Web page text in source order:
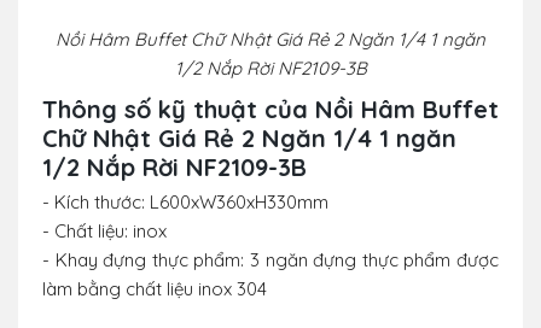
Nồi Hâm Buffet Chữ Nhật Giá Rẻ 2 Ngăn 1/4 1 ngăn
1/2 Nắp Rời NF2109-3B
Thông số kỹ thuật của Nồi Hâm Buffet
Chữ Nhật Giá Rẻ 2 Ngăn 1/4 1 ngăn
1/2 Nắp Rời NF2109-3B
- Kích thước: L600xW360xH330mm
- Chất liệu: inox
- Khay đựng thực phẩm: 3 ngăn đựng thực phẩm được
làm bằng chất liệu inox 304